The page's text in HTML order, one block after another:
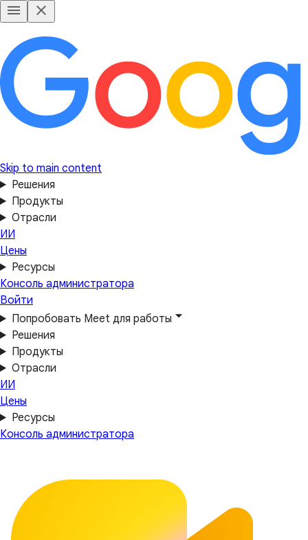
Skip to main content
Решения
Продукты
Отрасли
ИИ
Цены
Ресурсы
Консоль администратора
Войти
Попробовать Meet для работы
Решения
Продукты
Отрасли
ИИ
Цены
Ресурсы
Консоль администратора